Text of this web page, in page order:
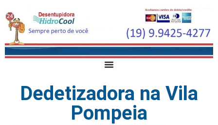
Dedetizadora na Vila
Pompeia